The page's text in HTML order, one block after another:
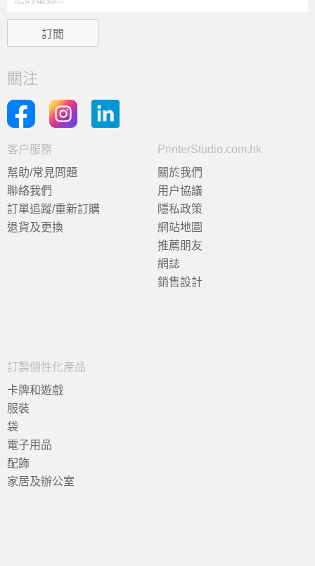
關注
客户服務
幫助/常見問題
聯絡我們
訂單追蹤/重新訂購
退貨及更換
PrinterStudio.com.hk
關於我們
用户協議
隱私政策
網站地圖
推薦朋友
網誌
銷售設計
訂製個性化產品
卡牌和遊戲
服裝
袋
電子用品
配飾
家居及辦公室